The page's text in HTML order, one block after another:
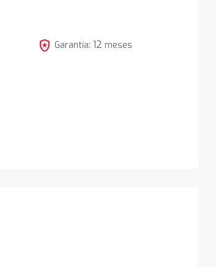
local_police Garantía: 12 meses